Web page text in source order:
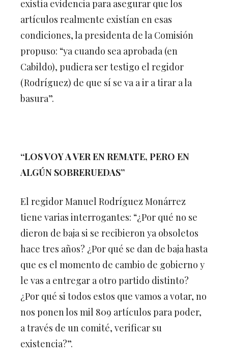
existía evidencia para asegurar que los
artículos realmente existían en esas
condiciones, la presidenta de la Comisión
propuso: “ya cuando sea aprobada (en
Cabildo), pudiera ser testigo el regidor
(Rodríguez) de que sí se va a ir a tirar a la
basura”.
“LOS VOY A VER EN REMATE, PERO EN
ALGÚN SOBRERUEDAS”
El regidor Manuel Rodríguez Monárrez
tiene varias interrogantes: “¿Por qué no se
dieron de baja si se recibieron ya obsoletos
hace tres años? ¿Por qué se dan de baja hasta
que es el momento de cambio de gobierno y
le vas a entregar a otro partido distinto?
¿Por qué si todos estos que vamos a votar, no
nos ponen los mil 809 artículos para poder,
a través de un comité, verificar su
existencia?”.